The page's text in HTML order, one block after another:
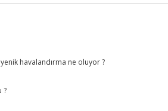
havalandırma ne oluyor ?
?